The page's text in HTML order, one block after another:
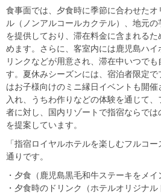
食事面では、夕食時に季節に合わせた
ル（ノンアルコールカクテル）、地元
を提供しており、滞在料金に含まれる
めます。さらに、客室内には鹿児島ハ
リンクなどが用意され、滞在中いつで
す。夏休みシーズンには、宿泊者限定
はお子様向けのミニ縁日イベントも開
入れ、うちわ作りなどの体験を通じて
者に対し、国内リゾートで指宿ならで
を提案しています。
「指宿ロイヤルホテルを楽しむフルコ
通りです。
・夕食（鹿児島黒毛和牛ステーキをメイ
・夕食時のドリンク（ホテルオリジナル